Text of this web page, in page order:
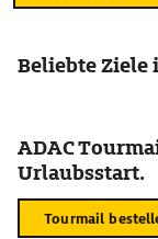
Beliebte Ziele
ADAC
Urlaubsstart.
Tourmail